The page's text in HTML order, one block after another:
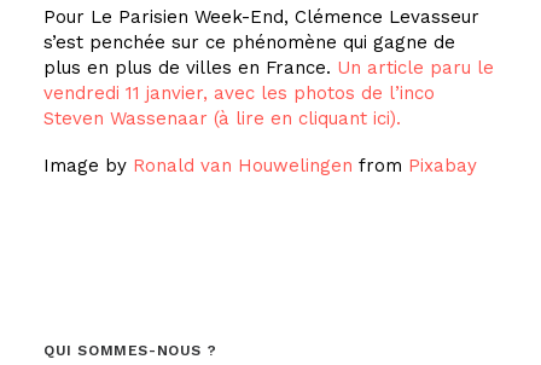
Pour Le Parisien Week-End, Clémence Levasseur
s’est penchée sur ce phénomène qui gagne de
plus en plus de villes en France. Un article paru le
vendredi 11 janvier, avec les photos de l’inco
Steven Wassenaar (à lire en cliquant ici).
Image by Ronald van Houwelingen from Pixabay
QUI SOMMES-NOUS ?